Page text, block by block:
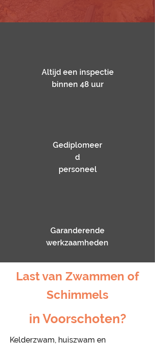
Altijd een inspectie
binnen 48 uur
Gediplomeer
d
personeel
Garanderende
werkzaamheden
Last van Zwammen of
Schimmels
in Voorschoten?
Kelderzwam, huiszwam en